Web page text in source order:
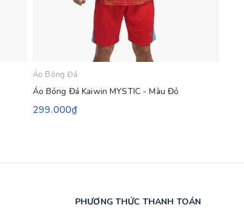
Áo Bóng Đá
Áo Bóng Đá Kaiwin MYSTIC - Màu Đỏ
299.000₫
PHƯƠNG THỨC THANH TOÁN